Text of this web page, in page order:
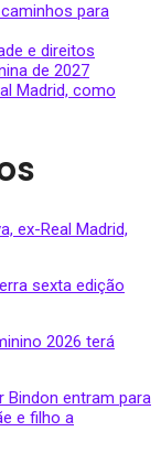
para
e direitos
de 2027
Madrid, como
ex-Real Madrid,
sexta edição
2026 terá
Bindon entram para
e filho a